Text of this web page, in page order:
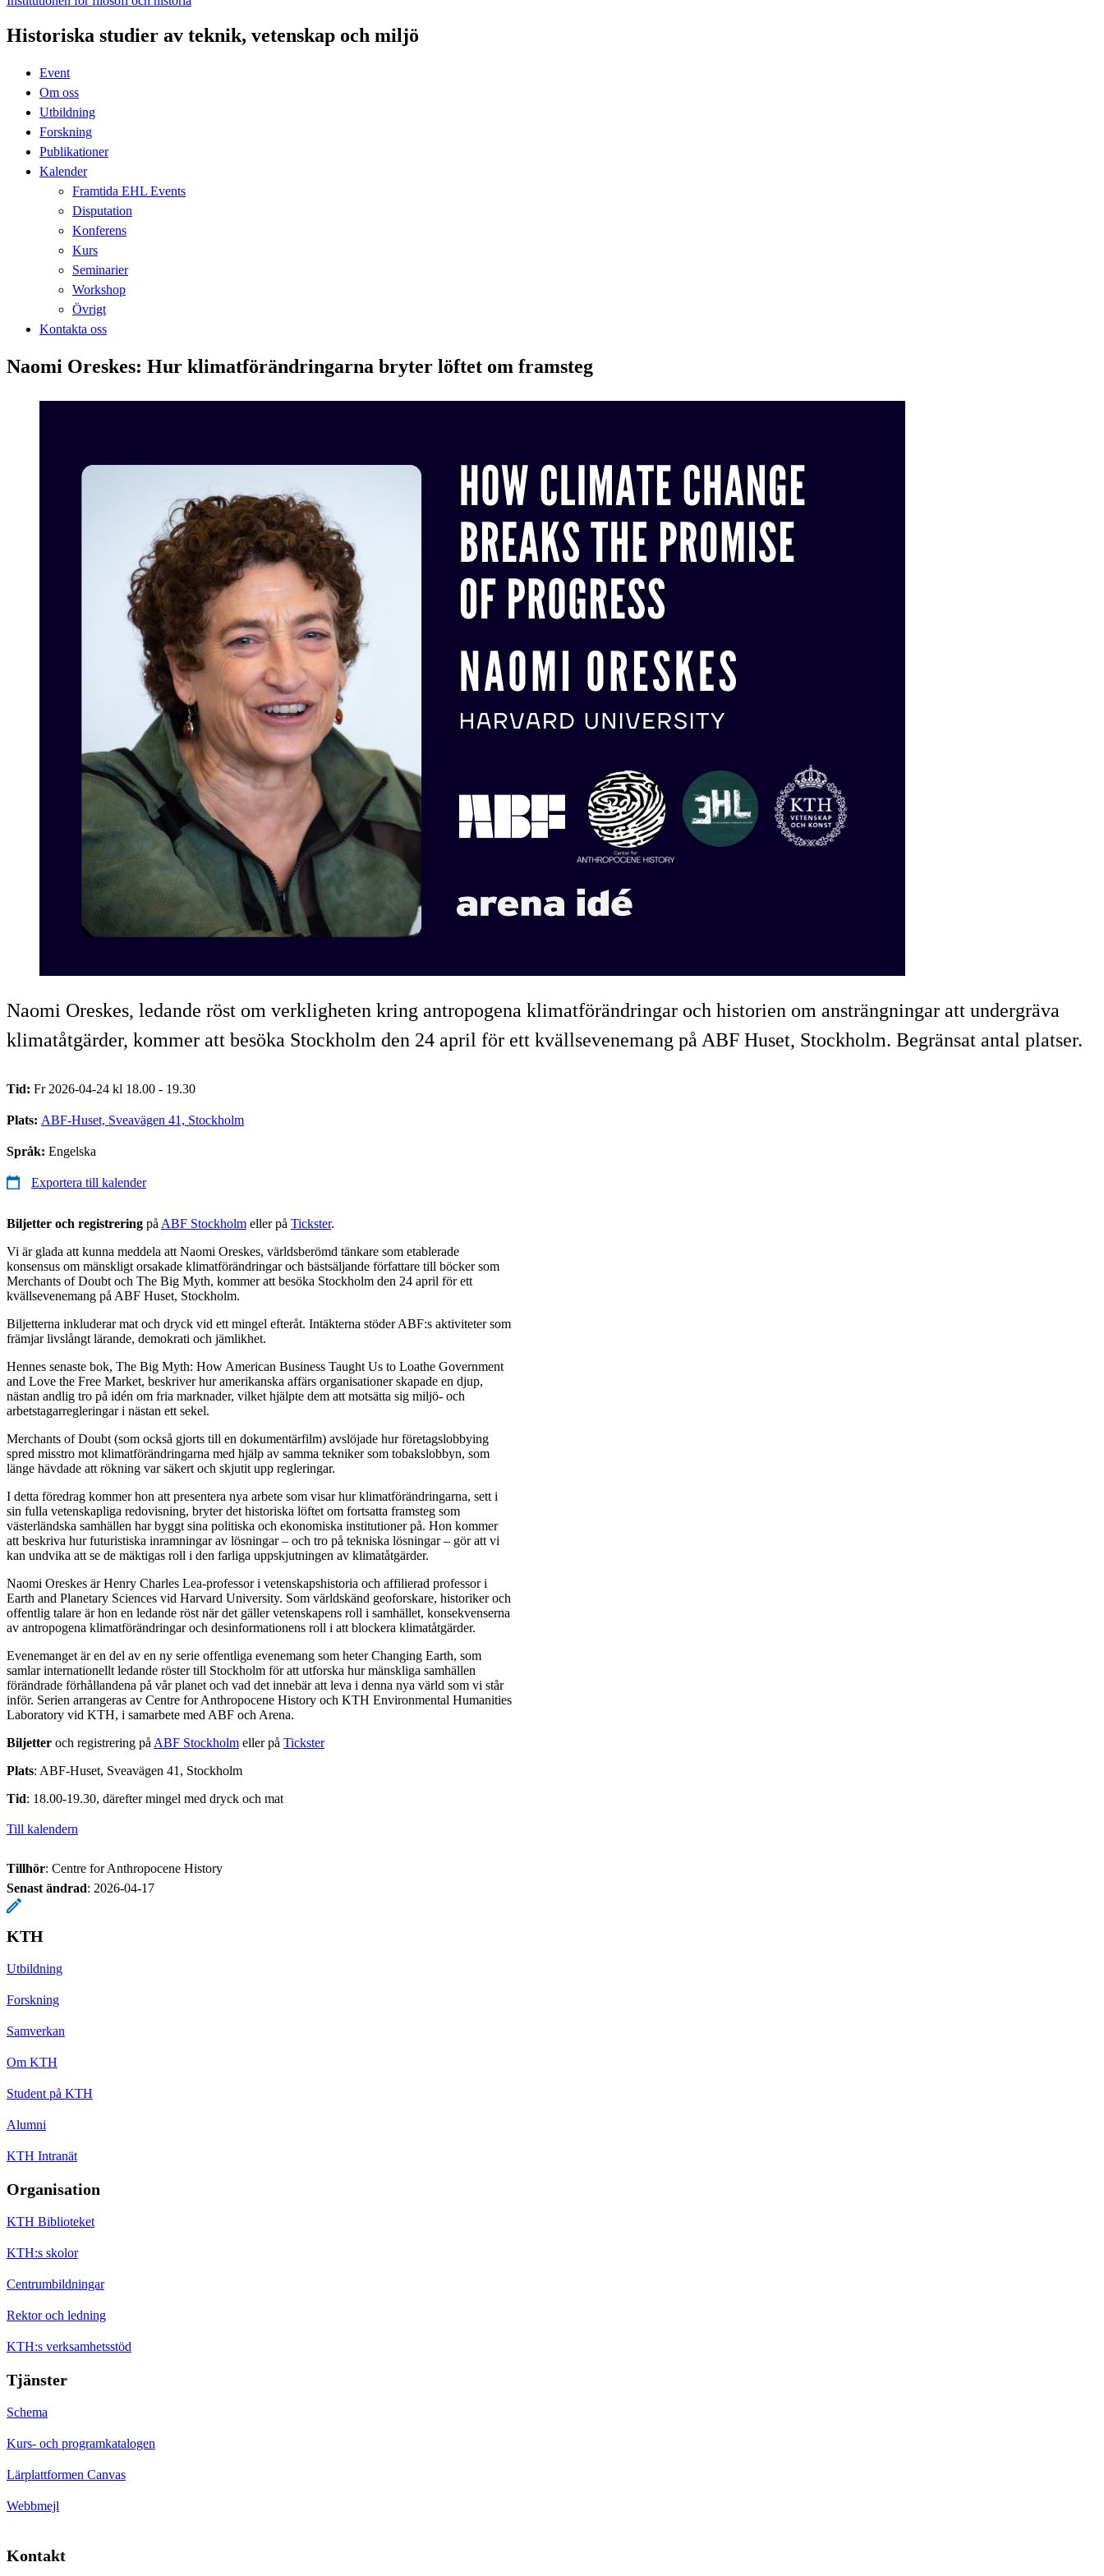
Historiska studier av teknik, vetenskap och miljö
Event
Om oss
Utbildning
Forskning
Publikationer
Kalender
Framtida EHL Events
Disputation
Konferens
Kurs
Seminarier
Workshop
Övrigt
Kontakta oss
Naomi Oreskes: Hur klimatförändringarna bryter löftet om framsteg
Naomi Oreskes, ledande röst om verkligheten kring antropogena klimatförändringar och historien om ansträngningar att undergräva
klimatåtgärder, kommer att besöka Stockholm den 24 april för ett kvällsevenemang på ABF Huset, Stockholm. Begränsat antal platser.
Tid: Fr 2026-04-24 kl 18.00 - 19.30
Plats: ABF-Huset, Sveavägen 41, Stockholm
Språk: Engelska
Exportera till kalender
Biljetter och registrering på ABF Stockholm eller på Tickster.
Vi är glada att kunna meddela att Naomi Oreskes, världsberömd tänkare som etablerade
konsensus om mänskligt orsakade klimatförändringar och bästsäljande författare till böcker som
Merchants of Doubt och The Big Myth, kommer att besöka Stockholm den 24 april för ett
kvällsevenemang på ABF Huset, Stockholm.
Biljetterna inkluderar mat och dryck vid ett mingel efteråt. Intäkterna stöder ABF:s aktiviteter som
främjar livslångt lärande, demokrati och jämlikhet.
Hennes senaste bok, The Big Myth: How American Business Taught Us to Loathe Government
and Love the Free Market, beskriver hur amerikanska affärs organisationer skapade en djup,
nästan andlig tro på idén om fria marknader, vilket hjälpte dem att motsätta sig miljö- och
arbetstagarregleringar i nästan ett sekel.
Merchants of Doubt (som också gjorts till en dokumentärfilm) avslöjade hur företagslobbying
spred misstro mot klimatförändringarna med hjälp av samma tekniker som tobakslobbyn, som
länge hävdade att rökning var säkert och skjutit upp regleringar.
I detta föredrag kommer hon att presentera nya arbete som visar hur klimatförändringarna, sett i
sin fulla vetenskapliga redovisning, bryter det historiska löftet om fortsatta framsteg som
västerländska samhällen har byggt sina politiska och ekonomiska institutioner på. Hon kommer
att beskriva hur futuristiska inramningar av lösningar – och tro på tekniska lösningar – gör att vi
kan undvika att se de mäktigas roll i den farliga uppskjutningen av klimatåtgärder.
Naomi Oreskes är Henry Charles Lea-professor i vetenskapshistoria och affilierad professor i
Earth and Planetary Sciences vid Harvard University. Som världskänd geoforskare, historiker och
offentlig talare är hon en ledande röst när det gäller vetenskapens roll i samhället, konsekvenserna
av antropogena klimatförändringar och desinformationens roll i att blockera klimatåtgärder.
Evenemanget är en del av en ny serie offentliga evenemang som heter Changing Earth, som
samlar internationellt ledande röster till Stockholm för att utforska hur mänskliga samhällen
förändrade förhållandena på vår planet och vad det innebär att leva i denna nya värld som vi står
inför. Serien arrangeras av Centre for Anthropocene History och KTH Environmental Humanities
Laboratory vid KTH, i samarbete med ABF och Arena.
Biljetter och registrering på ABF Stockholm eller på Tickster
Plats: ABF-Huset, Sveavägen 41, Stockholm
Tid: 18.00-19.30, därefter mingel med dryck och mat
Till kalendern
Tillhör: Centre for Anthropocene History
Senast ändrad: 2026-04-17
KTH
Utbildning
Forskning
Samverkan
Om KTH
Student på KTH
Alumni
KTH Intranät
Organisation
KTH Biblioteket
KTH:s skolor
Centrumbildningar
Rektor och ledning
KTH:s verksamhetsstöd
Tjänster
Schema
Kurs- och programkatalogen
Lärplattformen Canvas
Webbmejl
Kontakt